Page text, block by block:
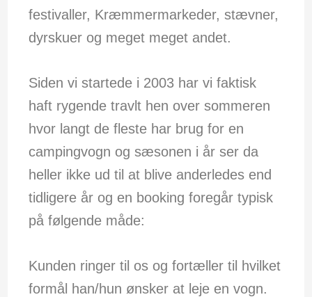
festivaller, Kræmmermarkeder, stævner,
dyrskuer og meget meget andet.
Siden vi startede i 2003 har vi faktisk
haft rygende travlt hen over sommeren
hvor langt de fleste har brug for en
campingvogn og sæsonen i år ser da
heller ikke ud til at blive anderledes end
tidligere år og en booking foregår typisk
på følgende måde:
Kunden ringer til os og fortæller til hvilket
formål han/hun ønsker at leje en vogn.